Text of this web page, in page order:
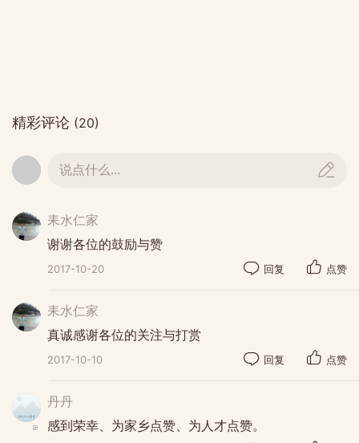
场发展，故而停开。
道光五年（1825年），有人从常宁荫田圩挑来
三角坪的地里（今观座曾家长山坳下），由何
开任、曹学忠、曹万荫、阳擎宇、周效发、阳
近光、阳德翠、蒋焕章、朱忠豹等仁人倡议，
开设一个新圩场（即现在的仁义圩所在地）。
因当时此地，原有一座娘娘观，便取名为“观座
圩”。后传说仁义圩地形为荷叶形，能生财聚
义道德，便定名为“仁义圩”，并一直沿用至
今。
精彩评论 (20)
说点什么...
耒水仁家
谢谢各位的鼓励与赞
2017-10-20 回复 点赞
耒水仁家
真诚感谢各位的关注与打赏
2017-10-10 回复 点赞
丹丹
感到荣幸、为家乡点赞、为人才点赞。